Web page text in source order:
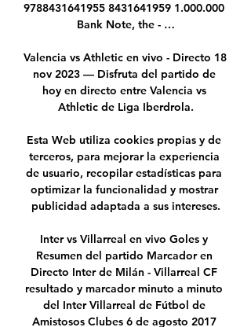
9788431641955 8431641959 1.000.000
Bank Note, the - …
Valencia vs Athletic en vivo - Directo 18
nov 2023 — Disfruta del partido de
hoy en directo entre Valencia vs
Athletic de Liga Iberdrola.
Esta Web utiliza cookies propias y de
terceros, para mejorar la experiencia
de usuario, recopilar estadísticas para
optimizar la funcionalidad y mostrar
publicidad adaptada a sus intereses.
Inter vs Villarreal en vivo Goles y
Resumen del partido Marcador en
Directo Inter de Milán - Villarreal CF
resultado y marcador minuto a minuto
del Inter Villarreal de Fútbol de
Amistosos Clubes 6 de agosto 2017